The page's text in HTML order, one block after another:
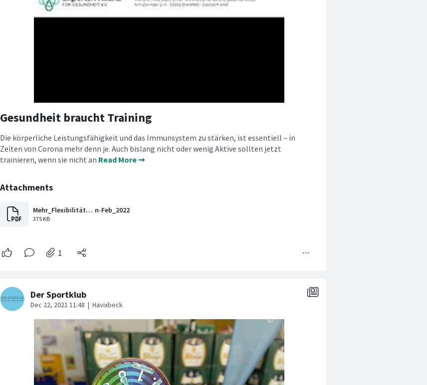
Gesundheit braucht Training
Die körperliche Leistungsfähigkeit und das Immunsystem zu stärken, ist essentiell – in
Zeiten von Corona mehr denn je. Auch bislang nicht oder wenig Aktive sollten jetzt
trainieren, wenn sie nicht an Read More ➞